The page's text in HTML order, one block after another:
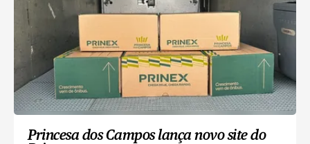
Princesa dos Campos lança novo site do